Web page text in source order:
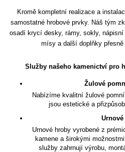
Kromě kompletní realizace a
samostatné hrobové prvky. Náš tým
osadí krycí desky, rámy, sokly,
mísy a další doplňky
Služby našeho kamenictví pro
Žulové
Nabízíme kvalitní žulové
jsou estetické a
Urnové hroby vyrobené z
kamene a širokými
služby zahrnují výrobu,